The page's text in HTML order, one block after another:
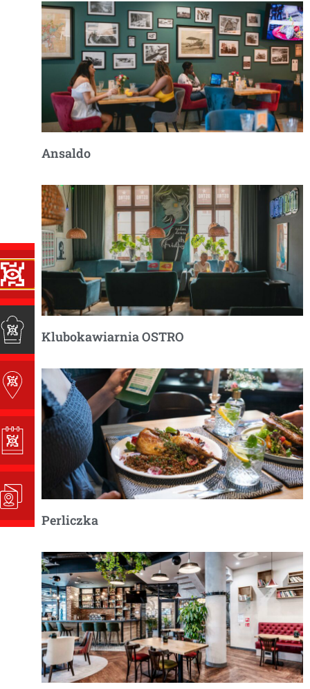
Ansaldo
Klubokawiarnia OSTRO
Perliczka